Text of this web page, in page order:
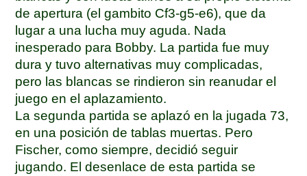
de apertura (el gambito Cf3-g5-e6), que da
lugar a una lucha muy aguda. Nada
inesperado para Bobby. La partida fue muy
dura y tuvo alternativas muy complicadas,
pero las blancas se rindieron sin reanudar el
juego en el aplazamiento.
La segunda partida se aplazó en la jugada 73,
en una posición de tablas muertas. Pero
Fischer, como siempre, decidió seguir
jugando. El desenlace de esta partida se